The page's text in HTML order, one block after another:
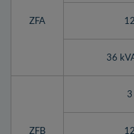
ZFA
36
ZFB